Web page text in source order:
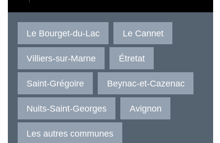
Le Bourget-du-Lac Le Cannet
Villiers-sur-Marne Étretat
Saint-Grégoire Beynac-et-Cazenac
Nuits-Saint-Georges Avignon
Les autres communes